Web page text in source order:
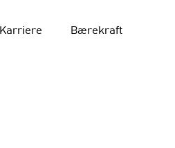
Karriere Bærekraft